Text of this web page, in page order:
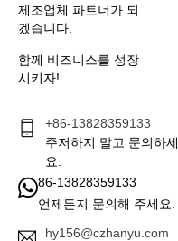
제조업체 파트너가 되
겠습니다.
함께 비즈니스를 성장
시키자!
+86-13828359133
주저하지 말고 문의하세
요.
86-13828359133
언제든지 문의해 주세요.
hy156@czhanyu.com